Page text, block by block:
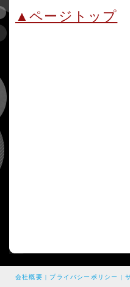
▲ページトップ
会社概要 | プライバシーポリシー |